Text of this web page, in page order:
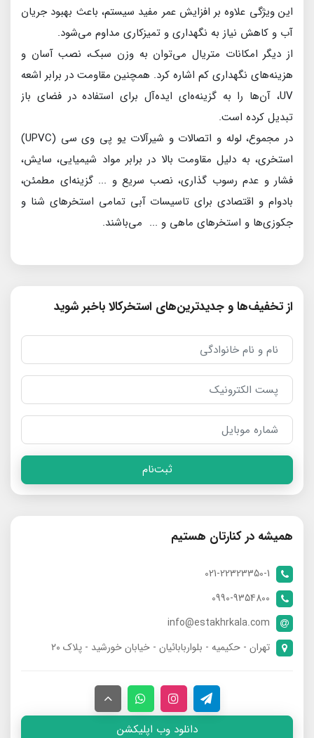
این ویژگی علاوه بر افزایش عمر مفید سیستم، باعث بهبود جریان
آب و کاهش نیاز به نگهداری و تمیزکاری مداوم می‌شود.
از دیگر امکانات متریال می‌توان به وزن سبک، نصب آسان و
هزینه‌های نگهداری کم اشاره کرد. همچنین مقاومت در برابر اشعه
UV، آن‌ها را به گزینه‌ه‌ای ایده‌آل برای استفاده در فضای باز
تبدیل کرده است.
در مجموع، لوله و اتصالات و شیرآلات یو پی وی سی (UPVC)
استخری، به دلیل مقاومت بالا در برابر مواد شیمیایی، سایش،
فشار و عدم رسوب گذاری، نصب سریع و ... گزینه‌ای مطمئن،
بادوام و اقتصادی برای تاسیسات آبی تمامی استخرهای شنا و
جکوزی‌ها و استخرهای ماهی و ... می‌باشند.
از تخفیف‌ها و جدیدترین‌های استخرکالا باخبر شوید
ثبت‌نام
همیشه در کنارتان هستیم
021-22323350-1
0990-9354800
info@estakhrkala.com
تهران - حکیمیه - بلواربابائیان - خیابان خورشید - پلاک ۲۰
دانلود وب اپلیکشن